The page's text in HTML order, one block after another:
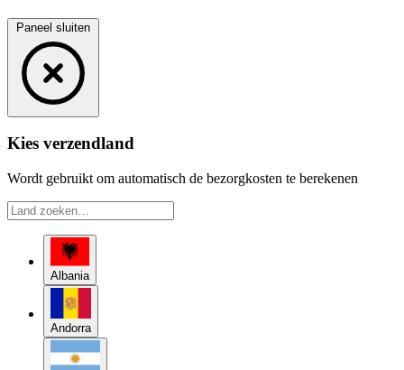
Paneel sluiten
Kies verzendland
Wordt gebruikt om automatisch de bezorgkosten te berekenen
Albania
Andorra